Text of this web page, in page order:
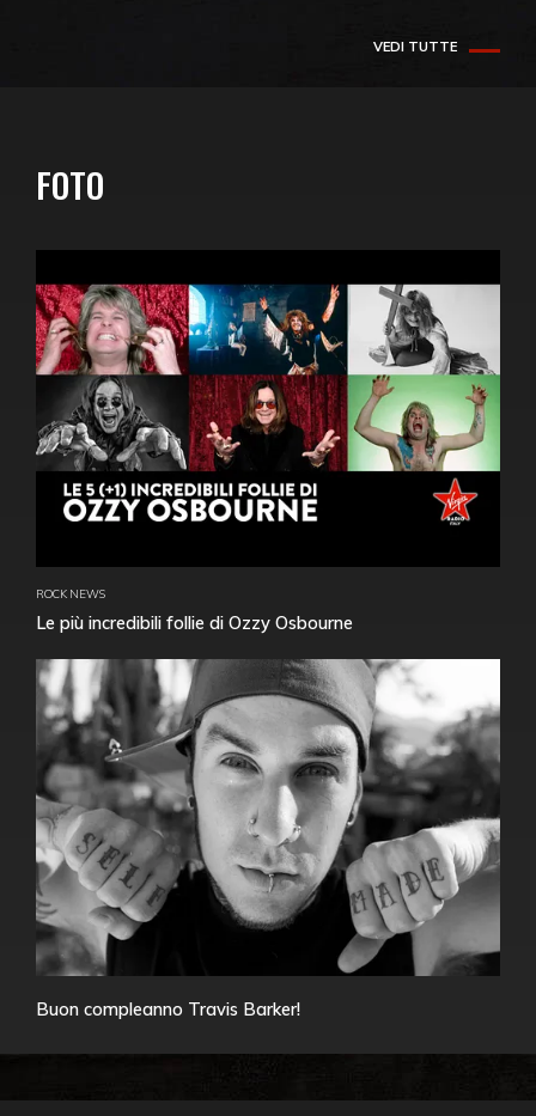
VEDI TUTTE
FOTO
ROCK NEWS
Le più incredibili follie di Ozzy Osbourne
Buon compleanno Travis Barker!